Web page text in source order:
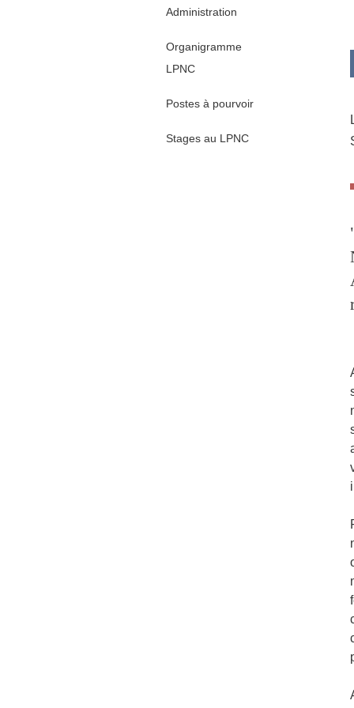
Administration
Organigramme
LPNC
Postes à pourvoir
Stages au LPNC